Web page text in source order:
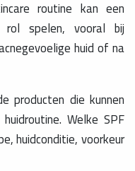
routine kan een
rol spelen, vooral bij
huid of na
producten die kunnen
Welke SPF
huidconditie, voorkeur